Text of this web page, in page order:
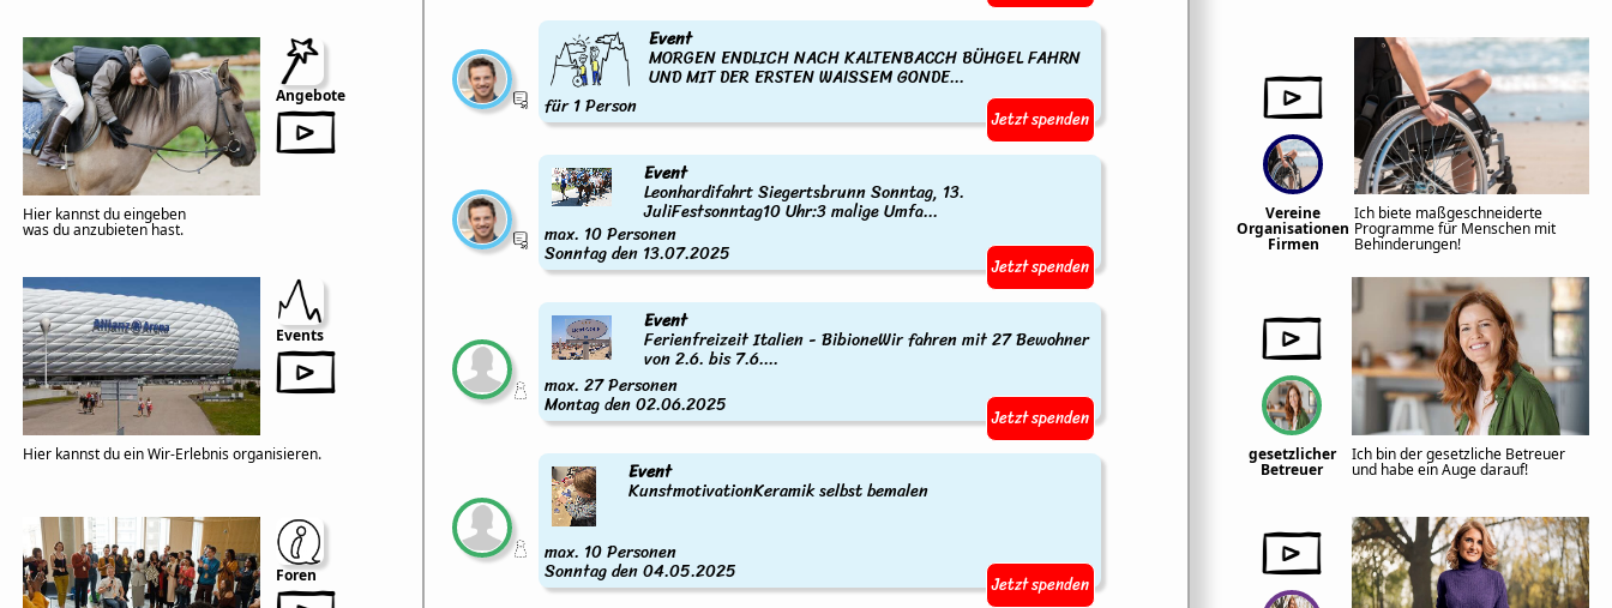
Angebote
Hier kannst du eingeben
was du anzubieten hast.
Events
Hier kannst du ein Wir-Erlebnis organisieren.
Foren
Event
MORGEN ENDLICH NACH KALTENBACCH BÜHGEL FAHRN
UND MIT DER ERSTEN WAISSEM GONDE...
für 1 Person
Jetzt spenden
Event
Leonhardifahrt Siegertsbrunn Sonntag, 13.
JuliFestsonntag10 Uhr:3 malige Umfa...
max. 10 Personen
Sonntag den 13.07.2025 Jetzt spenden
Event
Ferienfreizeit Italien - BibioneWir fahren mit 27 Bewohner
von 2.6. bis 7.6....
max. 27 Personen
Montag den 02.06.2025 Jetzt spenden
Event
KunstmotivationKeramik selbst bemalen
max. 10 Personen
Sonntag den 04.05.2025 Jetzt spenden
Vereine
Organisationen
Firmen
Ich biete maßgeschneiderte
Programme für Menschen mit
Behinderungen!
gesetzlicher
Betreuer
Ich bin der gesetzliche Betreuer
und habe ein Auge darauf!